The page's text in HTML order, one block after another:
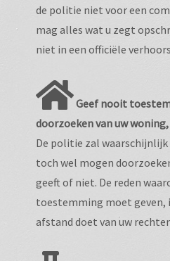
de politie niet voor een
mag alles wat u zegt
niet in een officiële
Geef nooit
doorzoeken van uw
De politie zal
toch wel mogen
geeft of niet. De reden
toestemming moet geven,
afstand doet van uw